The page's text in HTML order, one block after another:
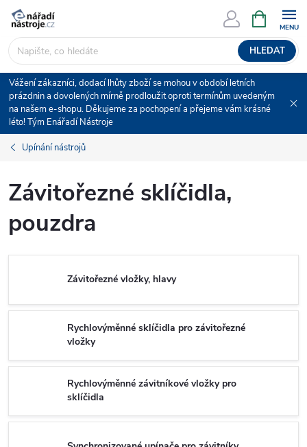
Přejít
obsah
HLEDAT
NÁKUPNÍ
KOŠÍK
Vážení zákazníci, dodací lhůty zboží se mohou v období letních
prázdnin a dovolených mírně prodloužit oproti termínům uvedeným
na našem e-shopu. Děkujeme za pochopení a přejeme vám krásné
léto! Tým Enářadí Nástroje
Upínání nástrojů
Závitořezné sklíčidla,
pouzdra
Závitořezné vložky, hlavy
Rychlovýměnné sklíčidla pro závitořezné
vložky
Rychlovýměnné závitníkové vložky pro
sklíčidla